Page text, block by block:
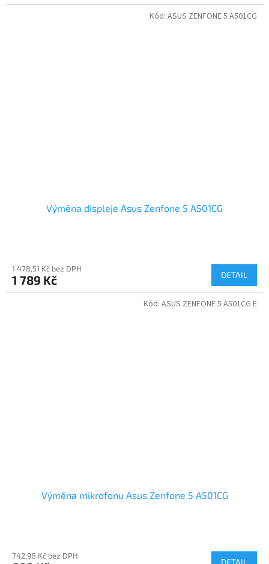
Výměna displeje Asus Zenfone 5 A501CG
1 478,51 Kč bez DPH
1 789 Kč DETAIL
Kód: ASUS ZENFONE 5 A501CG
Výměna mikrofonu Asus Zenfone 5 A501CG
742,98 Kč bez DPH
Kód: ASUS ZENFONE 5 A501CG E